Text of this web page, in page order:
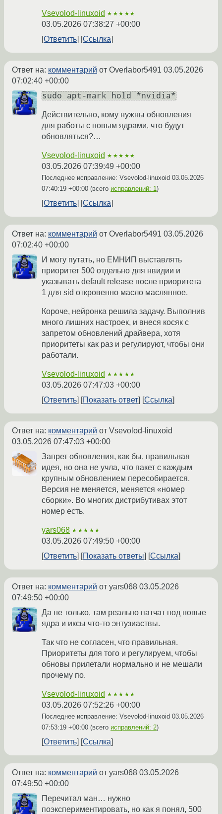
Vsevolod-linuxoid ★★★★★
03.05.2026 07:38:27 +00:00
Ответить
Ссылка
Ответ на: комментарий от Overlabor5491 03.05.2026
07:02:40 +00:00
sudo apt-mark hold *nvidia*
Действительно, кому нужны обновления
для работы с новым ядрами, что будут
обновляться?…
Vsevolod-linuxoid ★★★★★
03.05.2026 07:39:49 +00:00
Последнее исправление: Vsevolod-linuxoid 03.05.2026
07:40:19 +00:00 (всего исправлений: 1)
Ответить Ссылка
Ответ на: комментарий от Overlabor5491 03.05.2026
07:02:40 +00:00
И могу путать, но ЕМНИП выставлять
приоритет 500 отдельно для нвидии и
указывать default release после приоритета
1 для sid откровенно масло маслянное.
Короче, нейронка решила задачу. Выполнив
много лишних настроек, и внеся косяк с
запретом обновлений драйвера, хотя
приоритеты как раз и регулируют, чтобы они
работали.
Vsevolod-linuxoid ★★★★★
03.05.2026 07:47:03 +00:00
Ответить
Показать ответ Ссылка
Ответ на: комментарий от Vsevolod-linuxoid
03.05.2026 07:47:03 +00:00
Запрет обновления, как бы, правильная
идея, но она не учла, что пакет с каждым
крупным обновлением пересобирается.
Версия не меняется, меняется «номер
сборки». Во многих дистрибутивах этот
номер есть.
yars068 ★★★★★
03.05.2026 07:49:50 +00:00
Ответить
Показать ответы Ссылка
Ответ на: комментарий от yars068 03.05.2026
07:49:50 +00:00
Да не только, там реально патчат под новые
ядра и иксы что-то энтузиаствы.
Так что не согласен, что правильная.
Приоритеты для того и регулируем, чтобы
обновы прилетали нормально и не мешали
прочему по.
Vsevolod-linuxoid ★★★★★
03.05.2026 07:52:26 +00:00
Последнее исправление: Vsevolod-linuxoid 03.05.2026
07:53:19 +00:00 (всего исправлений: 2)
Ответить Ссылка
Ответ на: комментарий от yars068 03.05.2026
07:49:50 +00:00
Перечитал ман… нужно
поэкспериментировать, но как я понял, 500